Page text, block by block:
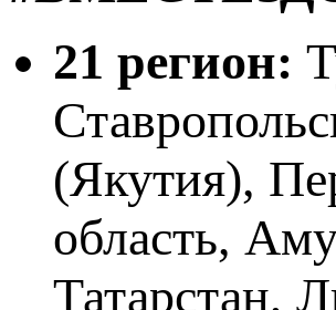
21 регион:
(Якутия),
область,
Татарстан,